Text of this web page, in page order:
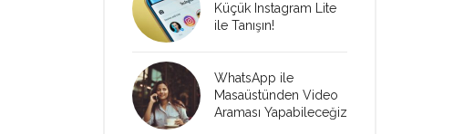
Küçük Instagram Lite
ile Tanışın!
WhatsApp ile
Masaüstünden Video
Araması Yapabileceğiz